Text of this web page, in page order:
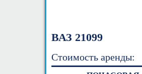
ВАЗ 21099
Стоимость аренды: